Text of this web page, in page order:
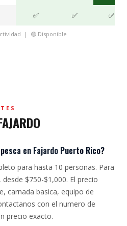
✅ ✅ ✅
| 🟡 Disponible
en Fajardo Puerto Rico?
para hasta 10 personas. Para
$750-$1,000. El precio
carnada basica, equipo de
con el numero de
precio exacto.